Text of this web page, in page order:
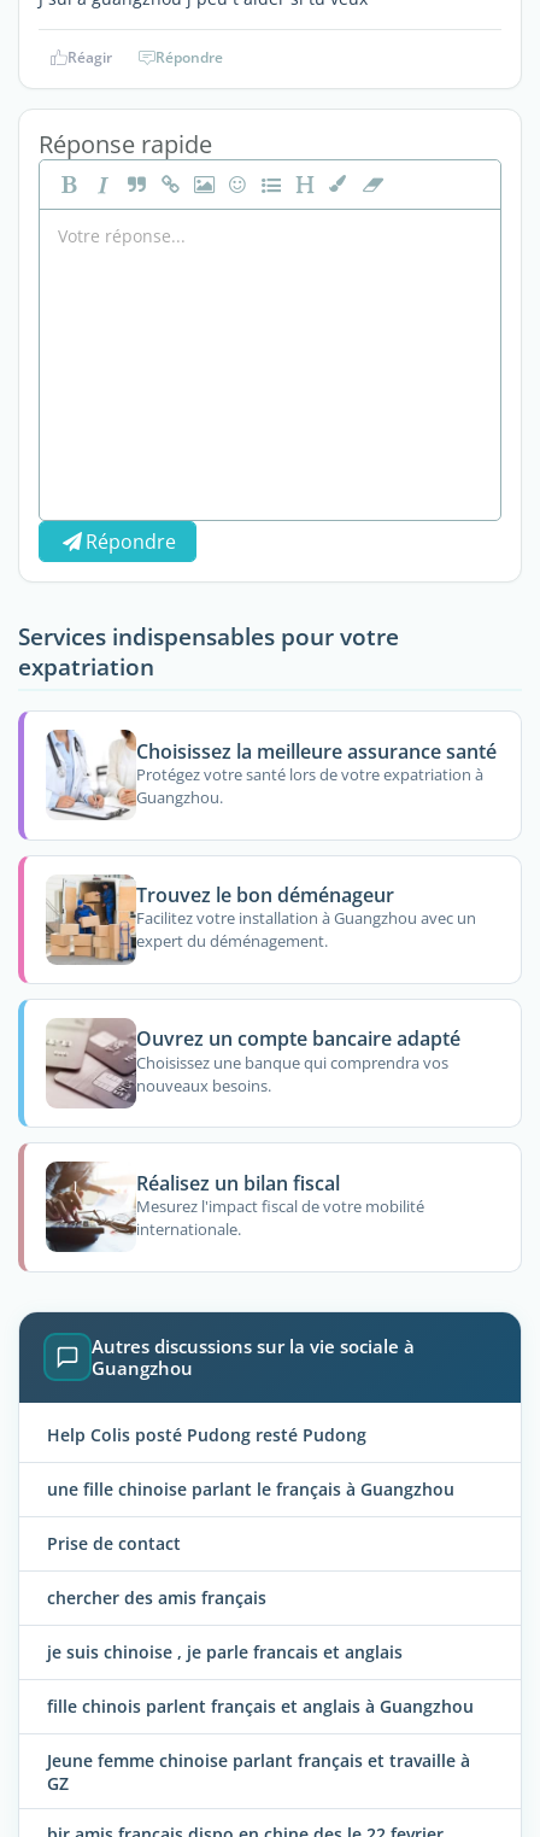
Réagir Répondre
Réponse rapide
Répondre
Services indispensables pour votre
expatriation
Choisissez la meilleure assurance santé
Protégez votre santé lors de votre expatriation à
Guangzhou.
Trouvez le bon déménageur
Facilitez votre installation à Guangzhou avec un
expert du déménagement.
Ouvrez un compte bancaire adapté
Choisissez une banque qui comprendra vos
nouveaux besoins.
Réalisez un bilan fiscal
Mesurez l'impact fiscal de votre mobilité
internationale.
Autres discussions sur la vie sociale à
Guangzhou
Help Colis posté Pudong resté Pudong
une fille chinoise parlant le français à Guangzhou
Prise de contact
chercher des amis français
je suis chinoise , je parle francais et anglais
fille chinois parlent français et anglais à Guangzhou
Jeune femme chinoise parlant français et travaille à
GZ